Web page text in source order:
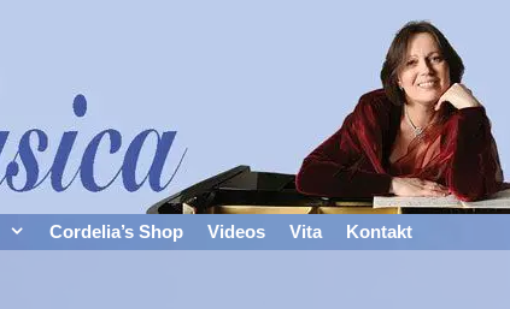
Cordelia’s Shop Videos Vita Kontakt